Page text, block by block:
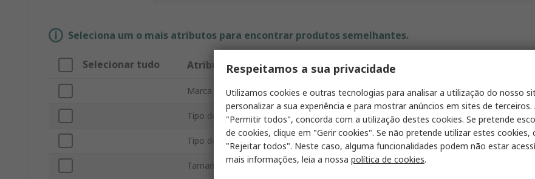
Seleciona um o mais atributos para encontrar produtos semelhantes.
Selecionar tudo Atributo Valor
Marca TE Connectivity
Tipo de conector Enchufe
Tipo de producto Conector con contactos de crimpado
Tamaño de la Lengüeta 6.35 mm
Respeitamos a sua privacidade
Utilizamos cookies e outras tecnologias para analisar a utilização do nosso
personalizar a sua experiência e para mostrar anúncios em sites de terceiros.
"Permitir todos", concorda com a utilização destes cookies. Se pretende
de cookies, clique em "Gerir cookies". Se não pretende utilizar estes cookies,
"Rejeitar todos". Neste caso, alguma funcionalidades podem não estar
mais informações, leia a nossa política de cookies.